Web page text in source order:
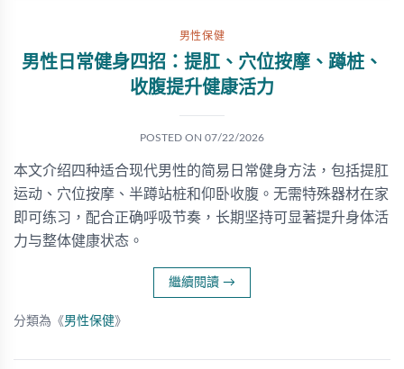
男性保健
男性日常健身四招：提肛、穴位按摩、蹲桩、
收腹提升健康活力
POSTED ON 07/22/2026
本文介绍四种适合现代男性的简易日常健身方法，包括提肛
运动、穴位按摩、半蹲站桩和仰卧收腹。无需特殊器材在家
即可练习，配合正确呼吸节奏，长期坚持可显著提升身体活
力与整体健康状态。
繼續閱讀 →
分類為《男性保健》